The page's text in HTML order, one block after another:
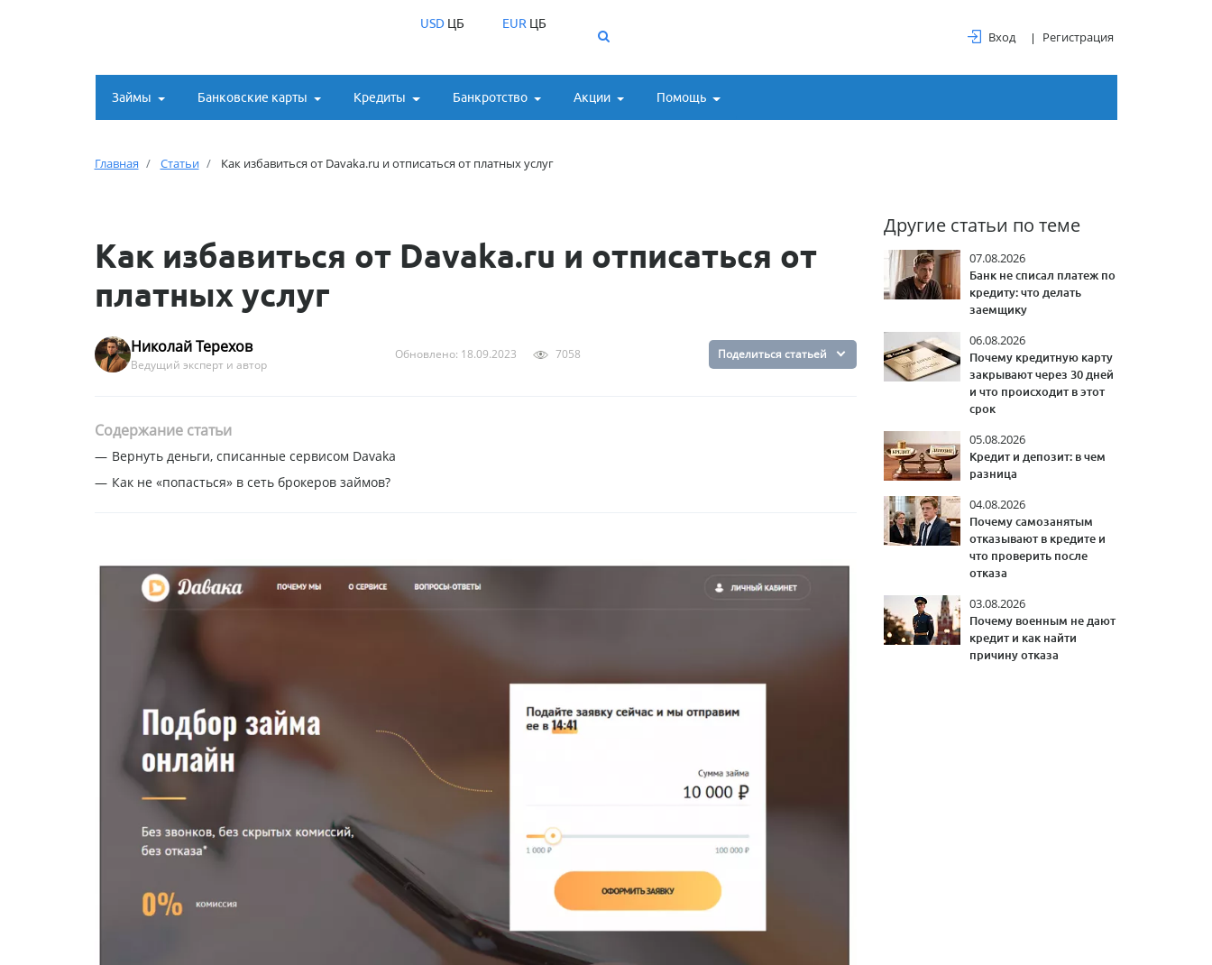
USDЦБ EUR ЦБ
Вход Регистрация
Займы Банковские карты Кредиты Банкротство Акции Помощь
Главная Статьи Как избавиться от Davaka.ru и отписаться от платных услуг
Другие статьи по теме
07.08.2026
Банк не списал платеж по
кредиту: что делать
заемщику
06.08.2026
Почему кредитную карту
закрывают через 30 дней
и что происходит в этот
срок
05.08.2026
Кредит и депозит: в чем
разница
04.08.2026
Почему самозанятым
отказывают в кредите и
что проверить после
отказа
03.08.2026
Почему военным не дают
кредит и как найти
причину отказа
Как избавиться от Davaka.ru и отписаться от
платных услуг
Николай Терехов
Ведущий эксперт и автор
Обновлено: 18.09.2023 7058 Поделиться статьей
Содержание статьи
Вернуть деньги, списанные сервисом Davaka
Как не «попасться» в сеть брокеров займов?